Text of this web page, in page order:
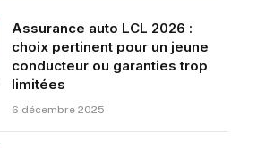
Assurance auto LCL 2026 :
choix pertinent pour un jeune
conducteur ou garanties trop
limitées
6 décembre 2025